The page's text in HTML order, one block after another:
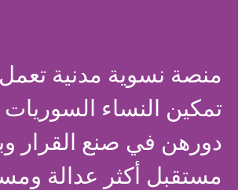
منصة نسوية مدنية
تمكين النساء السوريات
دورهن في صنع القرار
مستقبل أكثر عدالة